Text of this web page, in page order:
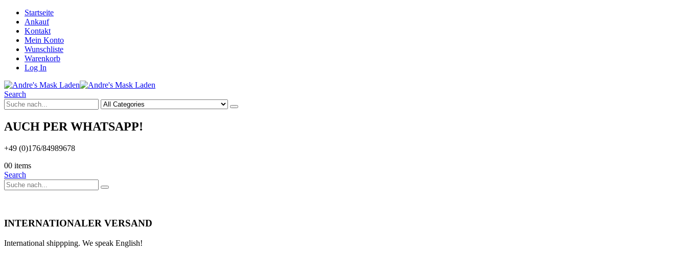
Startseite
Ankauf
Kontakt
Mein Konto
Wunschliste
Warenkorb
Log In
Search
AUCH PER WHATSAPP!
+49 (0)176/84989678
00 items
Search
INTERNATIONALER VERSAND
International shippping. We speak English!